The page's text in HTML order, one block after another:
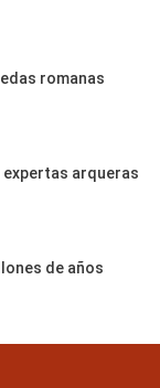
romanas
expertas arqueras
de años